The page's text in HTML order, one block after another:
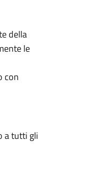
della
le
con
a tutti gli